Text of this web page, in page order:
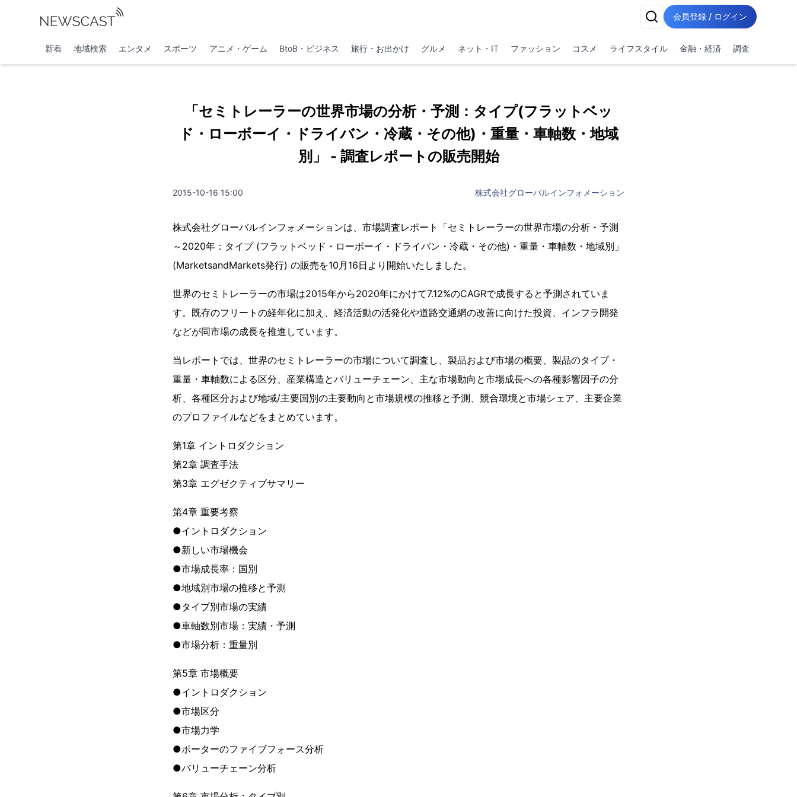
会員登録 / ログイン
新着 地域検索 エンタメ スポーツ アニメ・ゲーム BtoB・ビジネス 旅行・お出かけ グルメ ネット・IT ファッション コスメ ライフスタイル 金融・経済 調査
「セミトレーラーの世界市場の分析・予測：タイプ(フラットベッ
ド・ローボーイ・ドライバン・冷蔵・その他)・重量・車軸数・地域
別」 - 調査レポートの販売開始
2015-10-16 15:00 株式会社グローバルインフォメーション
株式会社グローバルインフォメーションは、市場調査レポート「セミトレーラーの世界市場の分析・予測
～2020年：タイプ (フラットベッド・ローボーイ・ドライバン・冷蔵・その他)・重量・車軸数・地域別」
(MarketsandMarkets発行) の販売を10月16日より開始いたしました。
世界のセミトレーラーの市場は2015年から2020年にかけて7.12%のCAGRで成長すると予測されていま
す。既存のフリートの経年化に加え、経済活動の活発化や道路交通網の改善に向けた投資、インフラ開発
などが同市場の成長を推進しています。
当レポートでは、世界のセミトレーラーの市場について調査し、製品および市場の概要、製品のタイプ・
重量・車軸数による区分、産業構造とバリューチェーン、主な市場動向と市場成長への各種影響因子の分
析、各種区分および地域/主要国別の主要動向と市場規模の推移と予測、競合環境と市場シェア、主要企業
のプロファイルなどをまとめています。
第1章 イントロダクション
第2章 調査手法
第3章 エグゼクティブサマリー
第4章 重要考察
●イントロダクション
●新しい市場機会
●市場成長率：国別
●地域別市場の推移と予測
●タイプ別市場の実績
●車軸数別市場：実績・予測
●市場分析：重量別
第5章 市場概要
●イントロダクション
●市場区分
●市場力学
●ポーターのファイブフォース分析
●バリューチェーン分析